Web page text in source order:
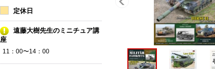
定休日
遠藤大樹先生のミニチュア講
座
11：00〜14：00